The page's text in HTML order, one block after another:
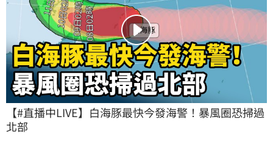
【#直播中LIVE】白海豚最快今發海警！暴風圈恐掃過
北部